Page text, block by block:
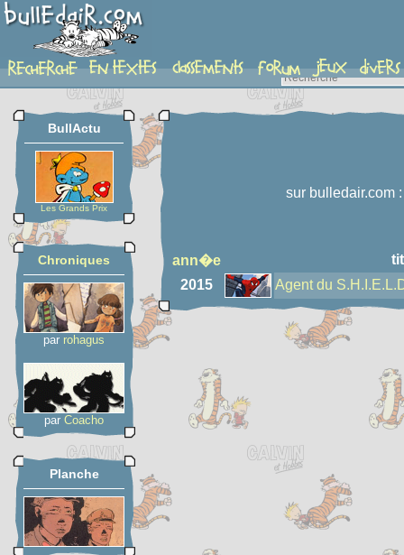
auteur
BullActu
Les Grands Prix
Chroniques
par rohagus
par Coacho
Planche
sur bulledair.com
ann�e
2015
Agent du